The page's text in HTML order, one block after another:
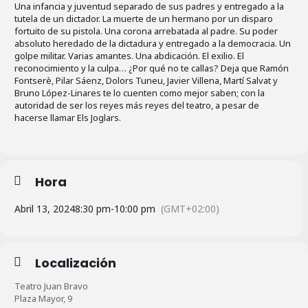
Una infancia y juventud separado de sus padres y entregado a la
tutela de un dictador. La muerte de un hermano por un disparo
fortuito de su pistola. Una corona arrebatada al padre. Su poder
absoluto heredado de la dictadura y entregado a la democracia. Un
golpe militar. Varias amantes. Una abdicación. El exilio. El
reconocimiento y la culpa… ¿Por qué no te callas? Deja que Ramón
Fontserè, Pilar Sáenz, Dolors Tuneu, Javier Villena, Martí Salvat y
Bruno López-Linares te lo cuenten como mejor saben; con la
autoridad de ser los reyes más reyes del teatro, a pesar de
hacerse llamar Els Joglars.
Hora
Abril 13, 20248:30 pm-10:00 pm (GMT+02:00)
Localización
Teatro Juan Bravo
Plaza Mayor, 9